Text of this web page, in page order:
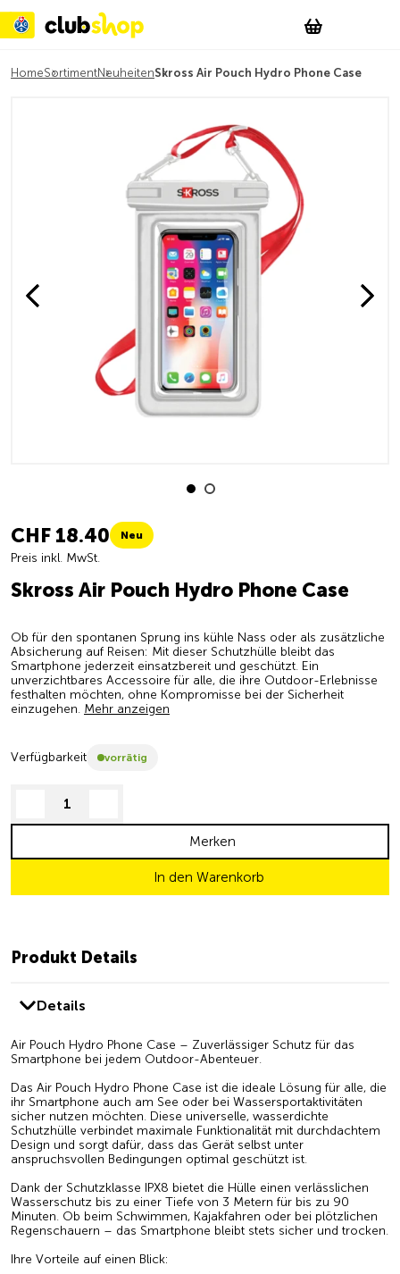
Account
WishList
HomeSortimentNeuheitenSkross Air Pouch Hydro Phone Case
CHF 18.40 Neu
Preis inkl. MwSt.
Skross Air Pouch Hydro Phone Case
Ob für den spontanen Sprung ins kühle Nass oder als zusätzliche
Absicherung auf Reisen: Mit dieser Schutzhülle bleibt das
Smartphone jederzeit einsatzbereit und geschützt. Ein
unverzichtbares Accessoire für alle, die ihre Outdoor-Erlebnisse
festhalten möchten, ohne Kompromisse bei der Sicherheit
einzugehen. Mehr anzeigen
Verfügbarkeit vorrätig
decrease quantity
In den Warenkorb
Merken
Produkt Details
Details
Air Pouch Hydro Phone Case – Zuverlässiger Schutz für das
Smartphone bei jedem Outdoor-Abenteuer.
Das Air Pouch Hydro Phone Case ist die ideale Lösung für alle, die
ihr Smartphone auch am See oder bei Wassersportaktivitäten
sicher nutzen möchten. Diese universelle, wasserdichte
Schutzhülle verbindet maximale Funktionalität mit durchdachtem
Design und sorgt dafür, dass das Gerät selbst unter
anspruchsvollen Bedingungen optimal geschützt ist.
Dank der Schutzklasse IPX8 bietet die Hülle einen verlässlichen
Wasserschutz bis zu einer Tiefe von 3 Metern für bis zu 90
Minuten. Ob beim Schwimmen, Kajakfahren oder bei plötzlichen
Regenschauern – das Smartphone bleibt stets sicher und trocken.
Ihre Vorteile auf einen Blick: